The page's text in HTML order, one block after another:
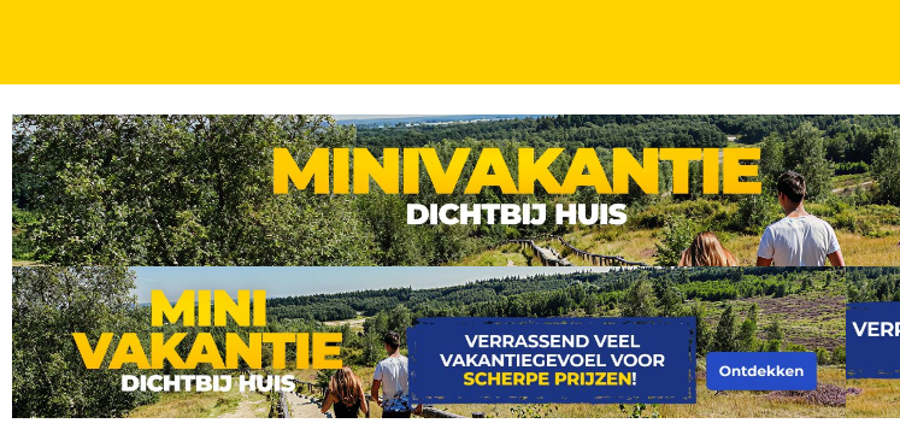
WEEKJE WEEKENDJE STEDENTRIPS 4, 5, 6, 7 OF 8 DAGEN INCL. ONTBIJT
Geniet van een 4*-stedentrip naar de Koningsstad Marrakech incl. vlucht en ontbijt
Riad Shaloma